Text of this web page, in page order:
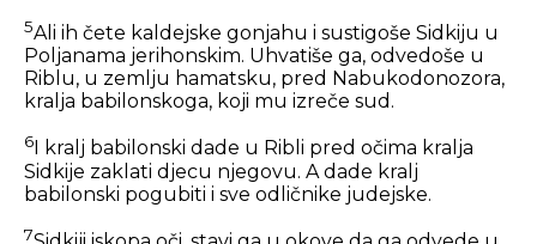
5Ali ih čete kaldejske gonjahu i sustigoše Sidkiju u
Poljanama jerihonskim. Uhvatiše ga, odvedoše u
Riblu, u zemlju hamatsku, pred Nabukodonozora,
kralja babilonskoga, koji mu izreče sud.
6 I kralj babilonski dade u Ribli pred očima kralja
Sidkije zaklati djecu njegovu. A dade kralj
babilonski pogubiti i sve odličnike judejske.
7